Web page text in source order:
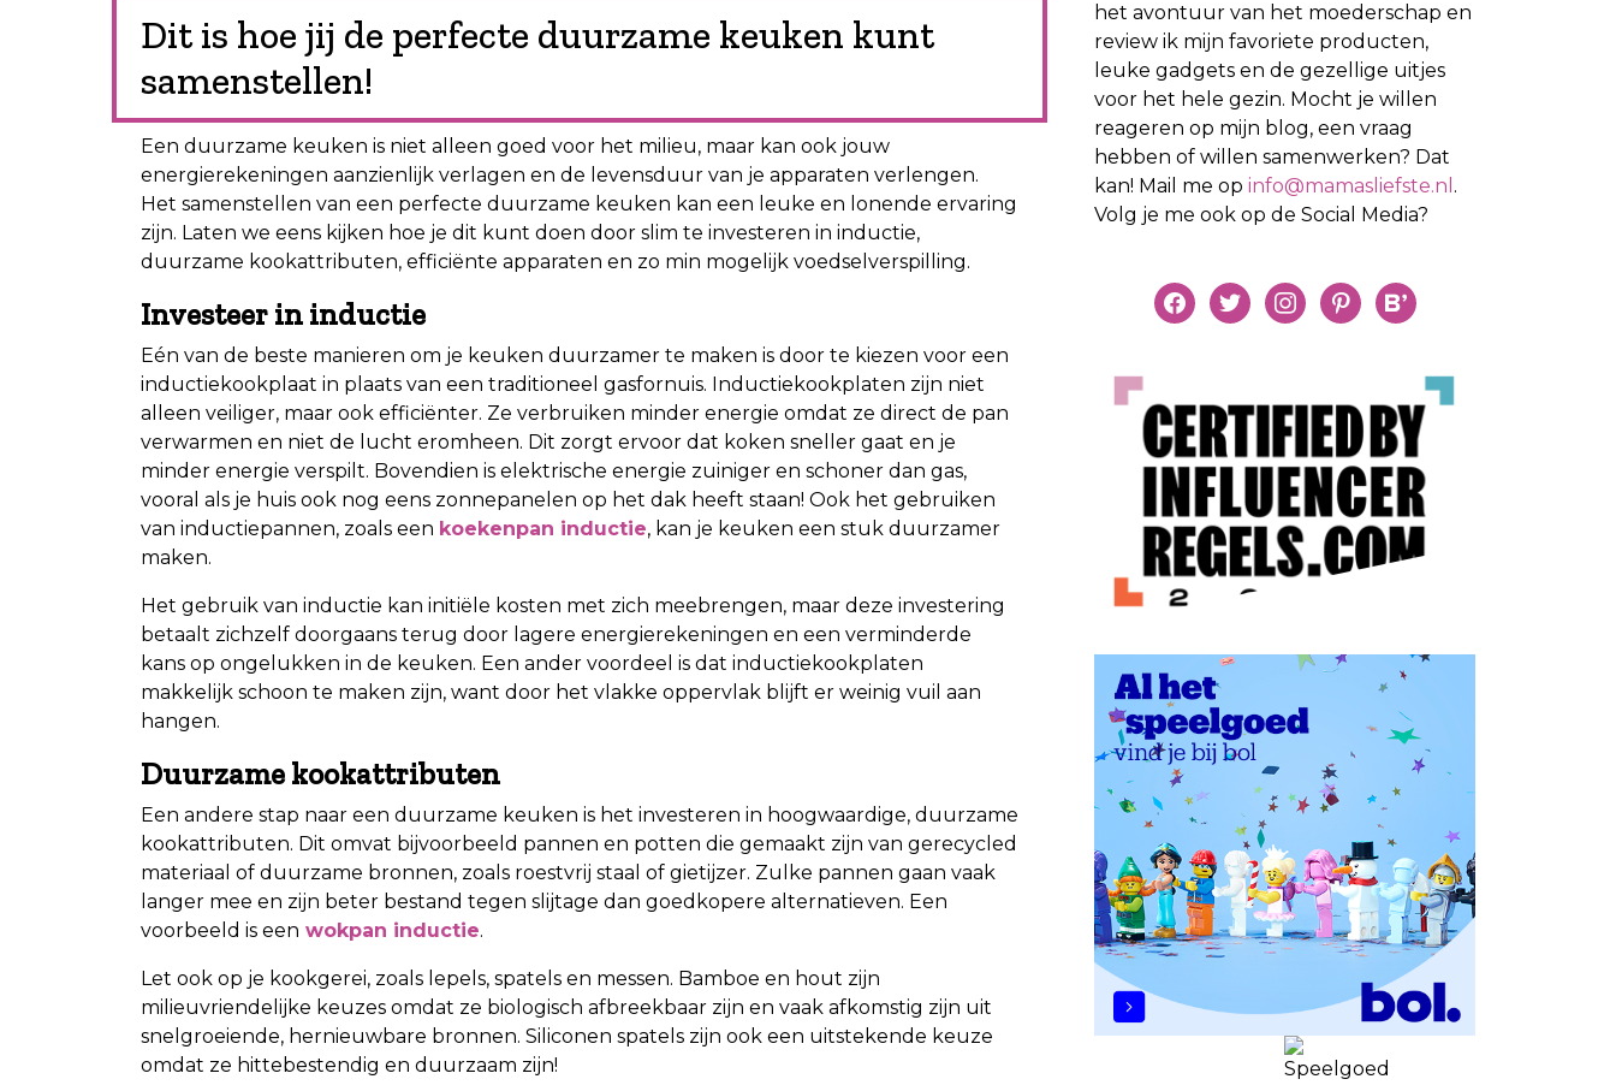
Dit is hoe jij de perfecte duurzame keuken kunt
samenstellen!
Een duurzame keuken is niet alleen goed voor het milieu, maar kan ook jouw
energierekeningen aanzienlijk verlagen en de levensduur van je apparaten verlengen.
Het samenstellen van een perfecte duurzame keuken kan een leuke en lonende ervaring
zijn. Laten we eens kijken hoe je dit kunt doen door slim te investeren in inductie,
duurzame kookattributen, efficiënte apparaten en zo min mogelijk voedselverspilling.
Investeer in inductie
Eén van de beste manieren om je keuken duurzamer te maken is door te kiezen voor een
inductiekookplaat in plaats van een traditioneel gasfornuis. Inductiekookplaten zijn niet
alleen veiliger, maar ook efficiënter. Ze verbruiken minder energie omdat ze direct de pan
verwarmen en niet de lucht eromheen. Dit zorgt ervoor dat koken sneller gaat en je
minder energie verspilt. Bovendien is elektrische energie zuiniger en schoner dan gas,
vooral als je huis ook nog eens zonnepanelen op het dak heeft staan! Ook het gebruiken
van inductiepannen, zoals een koekenpan inductie, kan je keuken een stuk duurzamer
maken.
Het gebruik van inductie kan initiële kosten met zich meebrengen, maar deze investering
betaalt zichzelf doorgaans terug door lagere energierekeningen en een verminderde
kans op ongelukken in de keuken. Een ander voordeel is dat inductiekookplaten
makkelijk schoon te maken zijn, want door het vlakke oppervlak blijft er weinig vuil aan
hangen.
Duurzame kookattributen
Een andere stap naar een duurzame keuken is het investeren in hoogwaardige, duurzame
kookattributen. Dit omvat bijvoorbeeld pannen en potten die gemaakt zijn van gerecycled
materiaal of duurzame bronnen, zoals roestvrij staal of gietijzer. Zulke pannen gaan vaak
langer mee en zijn beter bestand tegen slijtage dan goedkopere alternatieven. Een
voorbeeld is een wokpan inductie.
Let ook op je kookgerei, zoals lepels, spatels en messen. Bamboe en hout zijn
milieuvriendelijke keuzes omdat ze biologisch afbreekbaar zijn en vaak afkomstig zijn uit
snelgroeiende, hernieuwbare bronnen. Siliconen spatels zijn ook een uitstekende keuze
omdat ze hittebestendig en duurzaam zijn!
het avontuur van het moederschap en
review ik mijn favoriete producten,
leuke gadgets en de gezellige uitjes
voor het hele gezin. Mocht je willen
reageren op mijn blog, een vraag
hebben of willen samenwerken? Dat
kan! Mail me op info@mamasliefste.nl .
Volg je me ook op de Social Media?
facebooktwitterinstagrampinterestbloglovin